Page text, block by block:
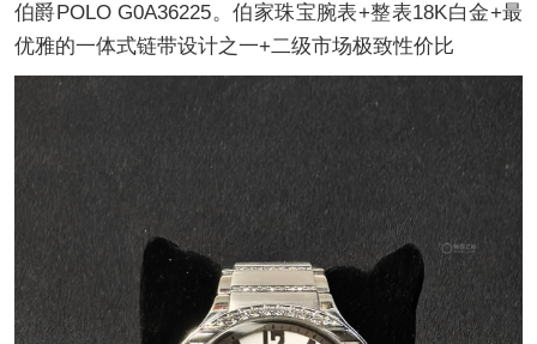
伯爵POLO G0A36225。伯家珠宝腕表+整表18K白金+最
优雅的一体式链带设计之一+二级市场极致性价比